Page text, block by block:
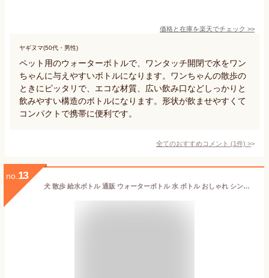
価格と在庫を楽天でチェック >>
ヤギヌマ(50代・男性)
ペット用のウォーターボトルで、ワンタッチ開閉で水をワン
ちゃんに与えやすいボトルになります。ワンちゃんの散歩の
ときにピッタリで、エコな材質、広い飲み口などしっかりと
飲みやすい構造のボトルになります。形状が飲ませやすくて
コンパクトで携帯に便利です。
全てのおすすめコメント (1件) >
no. 13
犬 散歩 給水ボトル 通販 ウォーターボトル 水 ボトル おしゃれ シンプル カラビナ 携帯 持ち運び ROOP ループ ステンレスボトル Sサイズ 350ml 水入れ 携帯水筒 お出かけ お散歩グッズ 犬用品 ペットグッズ